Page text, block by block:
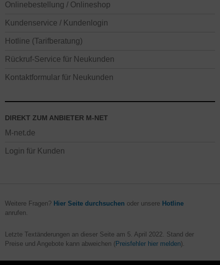
Onlinebestellung / Onlineshop
Kundenservice / Kundenlogin
Hotline (Tarifberatung)
Rückruf-Service für Neukunden
Kontaktformular für Neukunden
DIREKT ZUM ANBIETER M-NET
M-net.de
Login für Kunden
Weitere Fragen? Hier Seite durchsuchen oder unsere Hotline
anrufen.
Letzte Textänderungen an dieser Seite am 5. April 2022. Stand der
Preise und Angebote kann abweichen (Preisfehler hier melden).